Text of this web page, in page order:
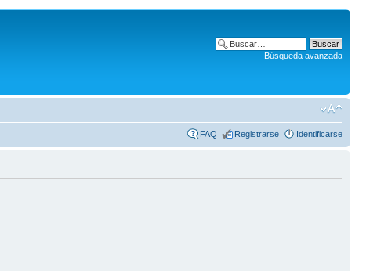
Búsqueda avanzada
FAQ Registrarse Identificarse